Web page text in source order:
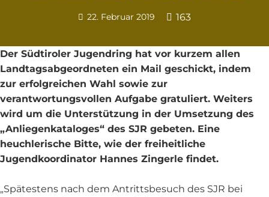
22. Februar 2019 163
Der Südtiroler Jugendring hat vor kurzem allen
Landtagsabgeordneten ein Mail geschickt, indem
zur erfolgreichen Wahl sowie zur
verantwortungsvollen Aufgabe gratuliert. Weiters
wird um die Unterstützung in der Umsetzung des
„Anliegenkataloges“ des SJR gebeten. Eine
heuchlerische Bitte, wie der freiheitliche
Jugendkoordinator Hannes Zingerle findet.
„Spätestens nach dem Antrittsbesuch des SJR bei